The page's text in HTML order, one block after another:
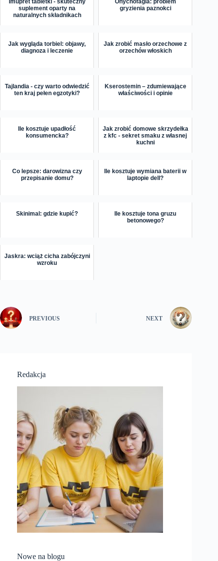
Imupret tabletki - skuteczny
suplement oparty na
naturalnych składnikach
Onychofagia: problem
gryzienia paznokci
Jak wygląda torbiel: objawy,
diagnoza i leczenie
Jak zrobić masło orzechowe z
orzechów włoskich
Tajlandia - czy warto odwiedzić
ten kraj pełen egzotyki?
Kserostemin – zdumiewające
właściwości i opinie
Ile kosztuje upadłość
konsumencka?
Jak zrobić domowe skrzydełka
z kfc - sekret smaku z własnej
kuchni
Co lepsze: darowizna czy
przepisanie domu?
Ile kosztuje wymiana baterii w
laptopie dell?
Skinimal: gdzie kupić?
Ile kosztuje tona gruzu
betonowego?
Jaskra: wciąż cicha zabójczyni
wzroku
PREVIOUS NEXT
Redakcja
Nowe na blogu